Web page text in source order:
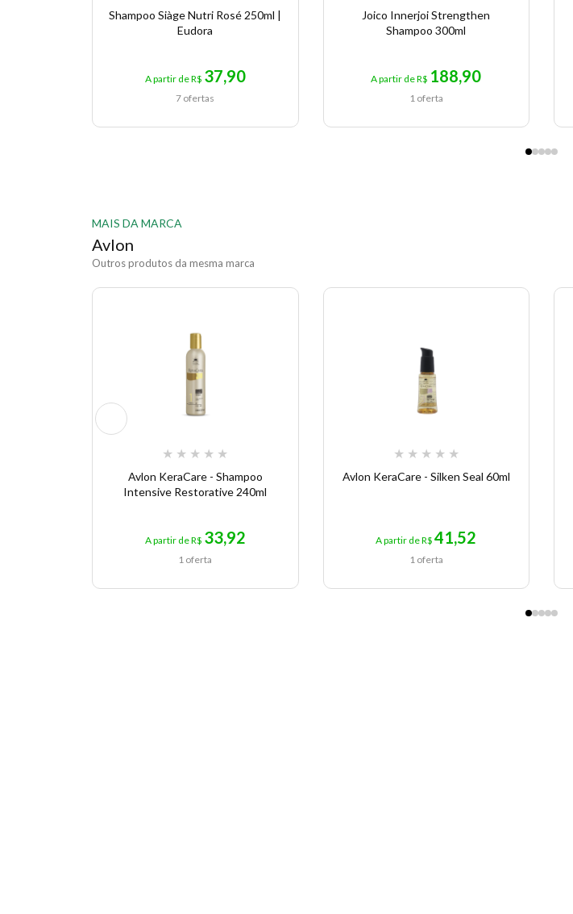
Shampoo Siàge Nutri Rosé 250ml |
Eudora
A partir de R$ 37,90
7 ofertas
Joico Innerjoi Strengthen
Shampoo 300ml
A partir de R$ 188,90
1 oferta
MAIS DA MARCA
Avlon
Outros produtos da mesma marca
★ ★ ★ ★ ★
Avlon KeraCare - Shampoo
Intensive Restorative 240ml
A partir de R$ 33,92
1 oferta
★ ★ ★ ★ ★
Avlon KeraCare - Silken Seal 60ml
A partir de R$41,52
1 oferta